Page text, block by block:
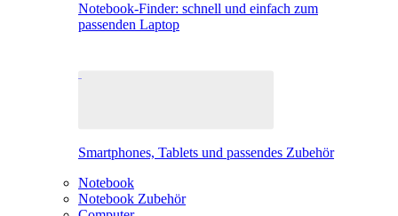
Notebook-Finder: schnell und einfach zum
passenden Laptop
Smartphones, Tablets und passendes Zubehör
Notebook
Notebook Zubehör